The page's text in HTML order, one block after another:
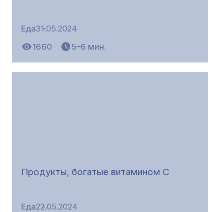
Еда31.05.2024
1660
5–6 мин.
Продукты, богатые витамином С
Еда22.05.2024